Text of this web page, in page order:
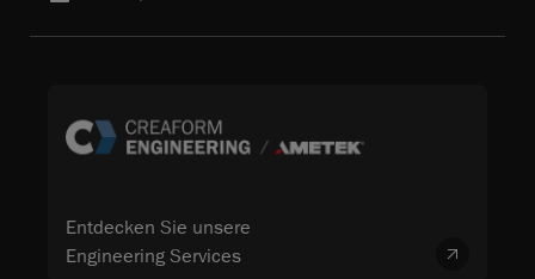
Entdecken Sie unsere
Engineering Services